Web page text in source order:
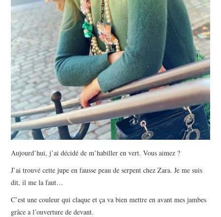
Aujourd’hui, j’ai décidé de m’habiller en vert. Vous aimez ?
J’ai trouvé cette jupe en fausse peau de serpent chez Zara. Je me suis
dit, il me la faut…
C’est une couleur qui claque et ça va bien mettre en avant mes jambes
grâce a l’ouverture de devant.